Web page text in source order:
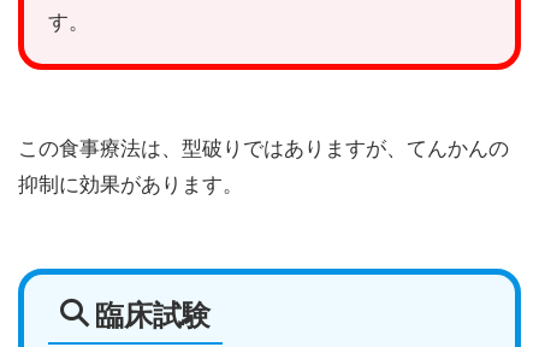
す。
この食事療法は、型破りではありますが、てんかんの
抑制に効果があります。
臨床試験